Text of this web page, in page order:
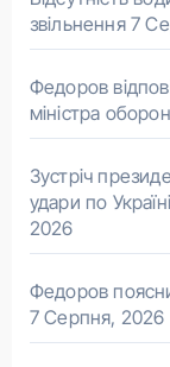
звільнення 7
Федоров
міністра
Зустріч
удари по
2026
Федоров
7 Серпня, 2026